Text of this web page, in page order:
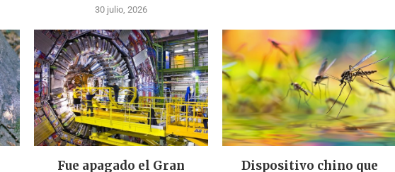
30 julio, 2026
Fue apagado el Gran Dispositivo chino que